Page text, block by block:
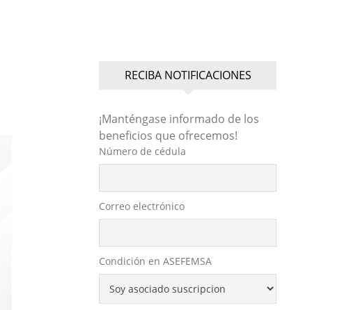
RECIBA NOTIFICACIONES
¡Manténgase informado de los
beneficios que ofrecemos!
Número de cédula
Correo electrónico
Condición en ASEFEMSA